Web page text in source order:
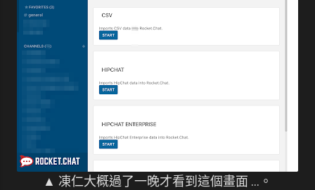
▲ 凍仁大概過了一晚才看到這個畫面 ...。